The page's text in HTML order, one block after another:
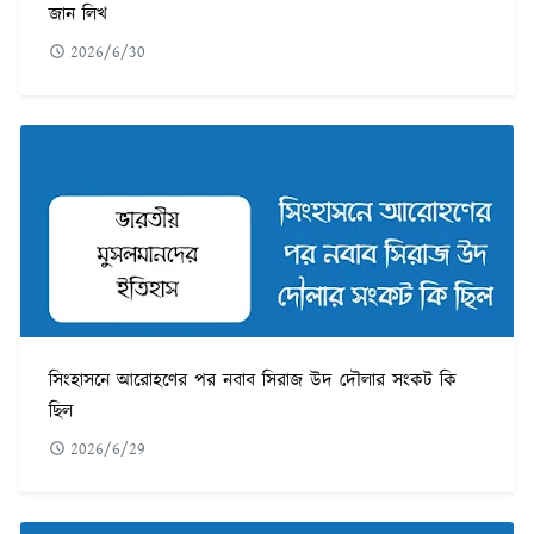
জান লিখ
2026/6/30
সিংহাসনে আরোহণের পর নবাব সিরাজ উদ দৌলার সংকট কি
ছিল
2026/6/29